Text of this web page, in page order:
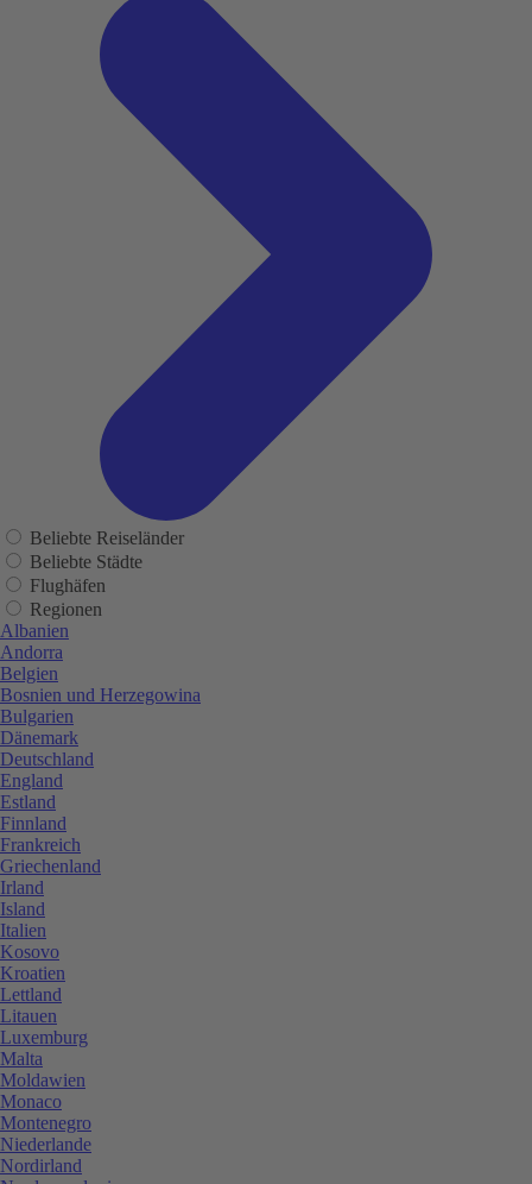
Beliebte Reiseländer
Beliebte Städte
Flughäfen
Regionen
Albanien
Andorra
Belgien
Bosnien und Herzegowina
Bulgarien
Dänemark
Deutschland
England
Estland
Finnland
Frankreich
Griechenland
Irland
Island
Italien
Kosovo
Kroatien
Lettland
Litauen
Luxemburg
Malta
Moldawien
Monaco
Montenegro
Niederlande
Nordirland